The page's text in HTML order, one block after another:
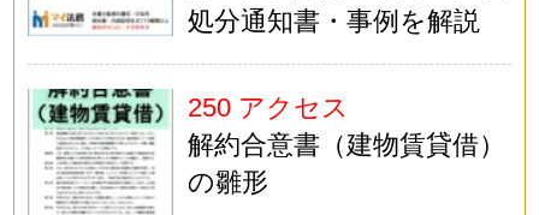
処分通知書・事例を解説
250 アクセス
解約合意書（建物賃貸借）
の雛形